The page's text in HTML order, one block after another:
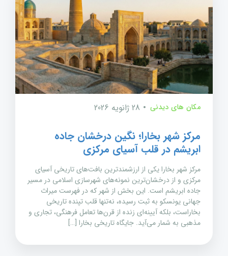
مکان های دیدنی 28 ژانویه 2026
مرکز شهر بخارا؛ نگین درخشان جاده
ابریشم در قلب آسیای مرکزی
مرکز شهر بخارا یکی از ارزشمندترین بافت‌های تاریخی آسیای
مرکزی و از درخشان‌ترین نمونه‌های شهرسازی اسلامی در مسیر
جاده ابریشم است. این بخش از شهر که در فهرست میراث
جهانی یونسکو به ثبت رسیده، نه‌تنها قلب تپنده تاریخی
بخاراست، بلکه آیینه‌ای زنده از قرن‌ها تعامل فرهنگی، تجاری و
مذهبی به شمار می‌آید. جایگاه تاریخی بخارا […]